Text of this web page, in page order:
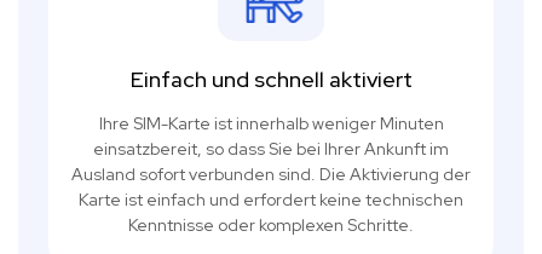
Einfach und schnell aktiviert
Ihre SIM-Karte ist innerhalb weniger Minuten
einsatzbereit, so dass Sie bei Ihrer Ankunft im
Ausland sofort verbunden sind. Die Aktivierung der
Karte ist einfach und erfordert keine technischen
Kenntnisse oder komplexen Schritte.